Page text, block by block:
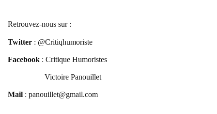
Retrouvez-nous sur :
Twitter : @Critiqhumoriste
Facebook : Critique Humoristes
Victoire Panouillet
Mail : panouillet@gmail.com